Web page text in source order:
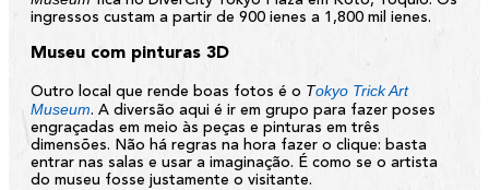
ingressos custam a partir de 900 ienes a 1,800 mil ienes.
Museu com pinturas 3D
Outro local que rende boas fotos é o Tokyo Trick Art
Museum. A diversão aqui é ir em grupo para fazer poses
engraçadas em meio às peças e pinturas em três
dimensões. Não há regras na hora fazer o clique: basta
entrar nas salas e usar a imaginação. É como se o artista
do museu fosse justamente o visitante.